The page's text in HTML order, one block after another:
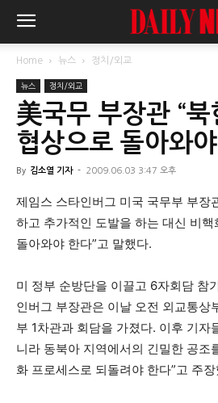
Home 뉴스 정치/외교
뉴스 정치/외교
美국무 부장관 “
협상으로 돌아와야
By 김소열 기자 - 2009.06.03 3:47 오후
제임스 스타인버그 미국 국무부 부장
하고 추가적인 도발을 하는 대신 비
돌아와야 한다”고 말했다.
미 정부 순방단을 이끌고 6자회담 참
인버그 부장관은 이날 오전 외교통상
부 1차관과 회담을 가졌다. 이후 기자
니라 동북아 지역에서의 긴밀한 공조
화 프로세스로 되돌려야 한다”고 주장